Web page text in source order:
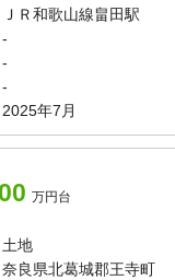
ＪＲ和歌山線畠田駅
-
-
-
2025年7月
万円台
土地
奈良県北葛城郡王寺町